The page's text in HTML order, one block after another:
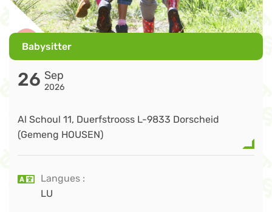
Babysitter
26 Sep
2026
Al Schoul 11, Duerfstrooss L-9833 Dorscheid
(Gemeng HOUSEN)
Langues
LU